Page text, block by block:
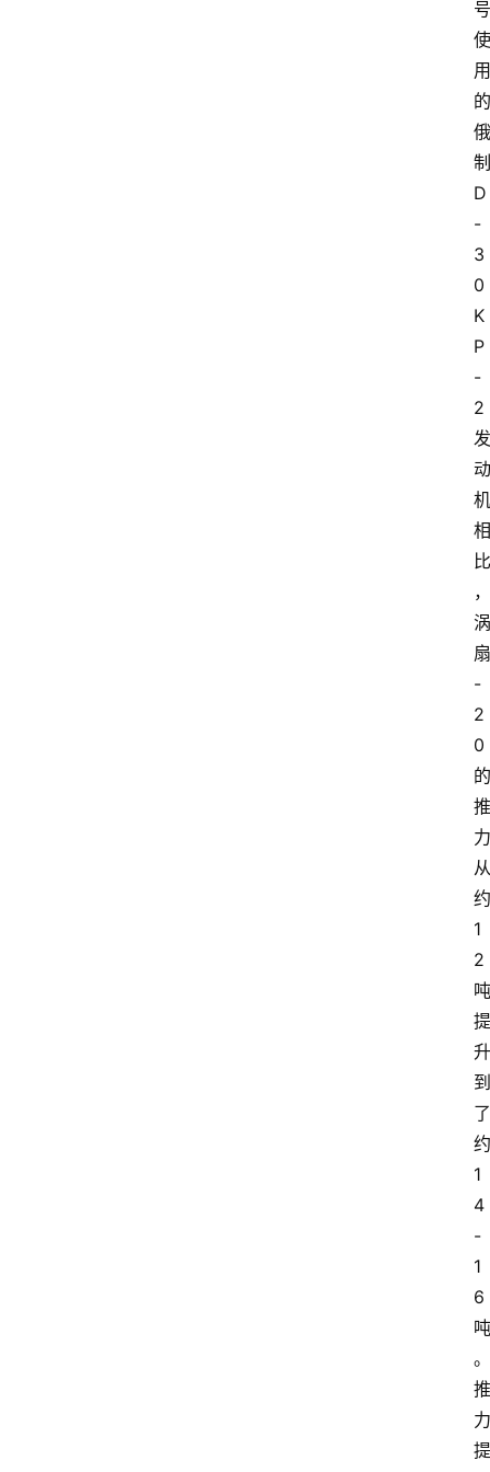
号
使
用
的
俄
制
D
-
3
0
K
P
-
2
发
动
机
相
比
，
涡
扇
-
2
0
的
推
力
从
约
1
2
吨
提
升
到
了
约
1
4
-
1
6
吨
。
推
力
提